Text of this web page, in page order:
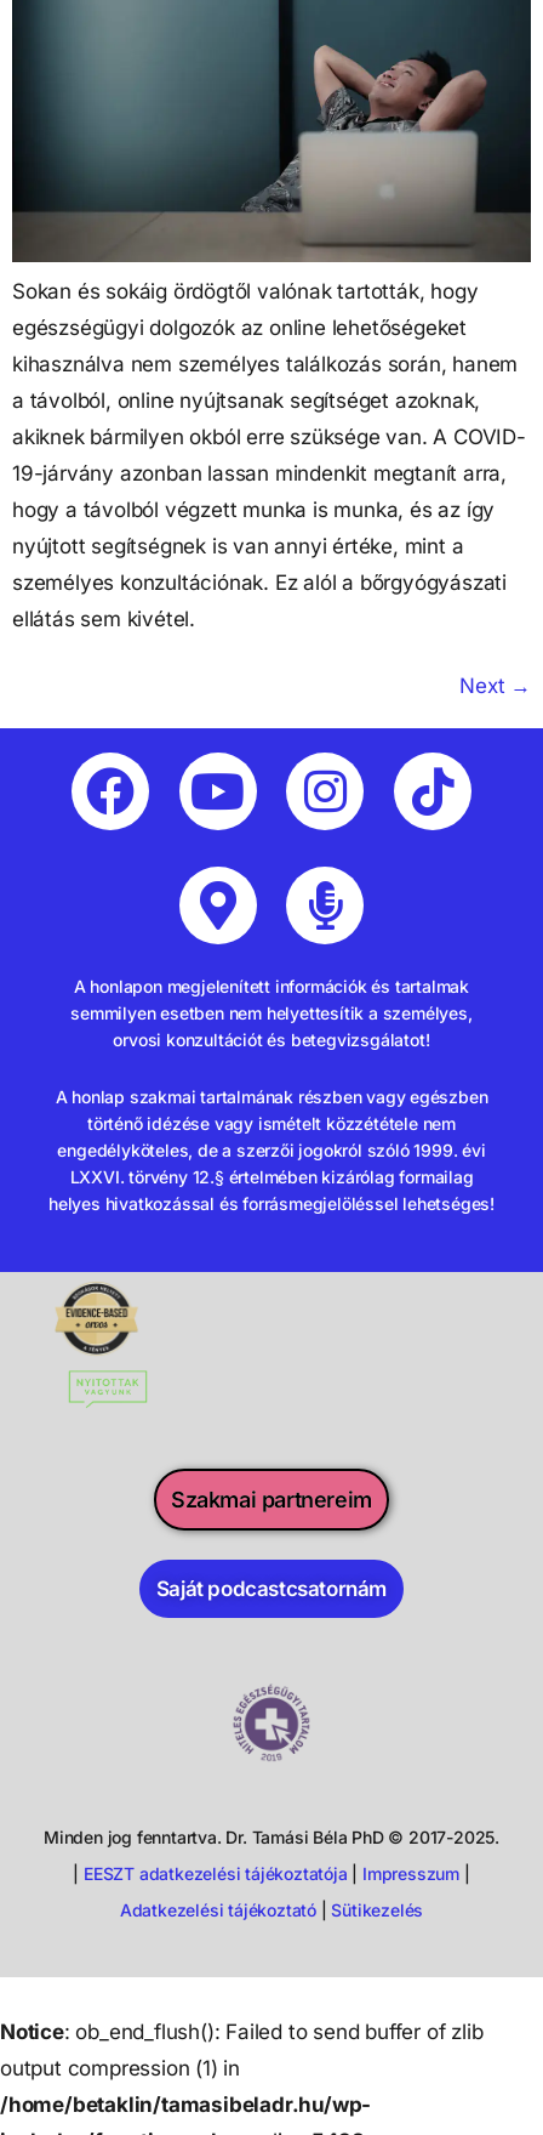
Sokan és sokáig ördögtől valónak tartották, hogy
egészségügyi dolgozók az online lehetőségeket
kihasználva nem személyes találkozás során, hanem
a távolból, online nyújtsanak segítséget azoknak,
akiknek bármilyen okból erre szüksége van. A COVID-
19-járvány azonban lassan mindenkit megtanít arra,
hogy a távolból végzett munka is munka, és az így
nyújtott segítségnek is van annyi értéke, mint a
személyes konzultációnak. Ez alól a bőrgyógyászati
ellátás sem kivétel.
Next →
A honlapon megjelenített információk és tartalmak
semmilyen esetben nem helyettesítik a személyes,
orvosi konzultációt és betegvizsgálatot!
A honlap szakmai tartalmának részben vagy egészben
történő idézése vagy ismételt közzététele nem
engedélyköteles, de a szerzői jogokról szóló 1999. évi
LXXVI. törvény 12.§ értelmében kizárólag formailag
helyes hivatkozással és forrásmegjelöléssel lehetséges!
Szakmai partnereim
Saját podcastcsatornám
Minden jog fenntartva. Dr. Tamási Béla PhD © 2017-2025.
EESZT adatkezelési tájékoztatója Impresszum
Adatkezelési tájékoztató|Sütikezelés
Notice: ob_end_flush(): Failed to send buffer of zlib
output compression (1) in
/home/betaklin/tamasibeladr.hu/wp-